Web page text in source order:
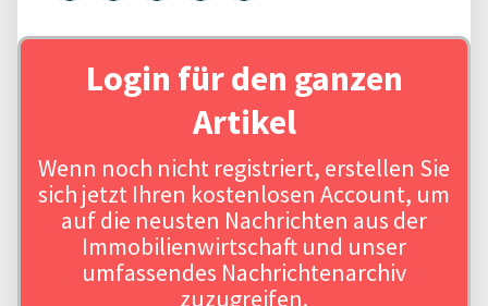
Login für den ganzen
Artikel
Wenn noch nicht registriert, erstellen Sie
sich jetzt Ihren kostenlosen Account, um
auf die neusten Nachrichten aus der
Immobilienwirtschaft und unser
umfassendes Nachrichtenarchiv
zuzugreifen.